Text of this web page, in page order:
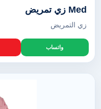
Med زي تمريض
زي التمريض
واتساب